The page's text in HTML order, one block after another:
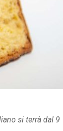
si terrà dal 9